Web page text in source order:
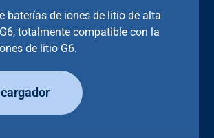
baterías de iones de litio de alta
totalmente compatible con la
de litio G6.